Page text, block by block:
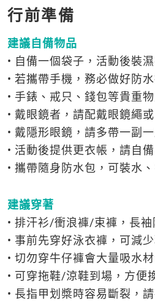
行前準備
建議自備物品
• 自備一個袋子，活動後裝
• 若攜帶手機，務必做好防
• 手錶、戒只、錢包等貴重
• 戴眼鏡者，請配戴眼鏡繩
• 戴隱形眼鏡，請多帶一副
• 活動後提供更衣帳，請自
• 攜帶隨身防水包，可裝水
建議穿著
• 排汗衫/衝浪褲/束褲，長
• 事前先穿好泳衣褲，可減
• 切勿穿牛仔褲會大量吸水
• 可穿拖鞋/涼鞋到場，方便
• 長指甲划槳時容易斷裂，